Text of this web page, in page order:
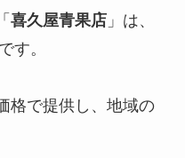
喜久屋青果店」は、
す。
格で提供し、地域の